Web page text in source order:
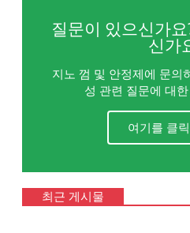
질문이 있으신가
신가
지노 껌 및 안정제에 문의
성 관련 질문에 대
여기를 클
최근 게시물